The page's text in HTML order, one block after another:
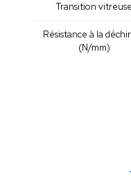
Transition vitreuse
Résistance à la
(N/mm)